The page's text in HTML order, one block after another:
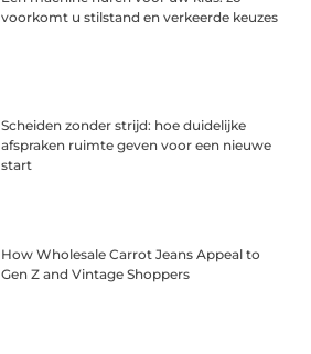
voorkomt u stilstand en verkeerde keuzes
Scheiden zonder strijd: hoe duidelijke
afspraken ruimte geven voor een nieuwe
start
How Wholesale Carrot Jeans Appeal to
Gen Z and Vintage Shoppers